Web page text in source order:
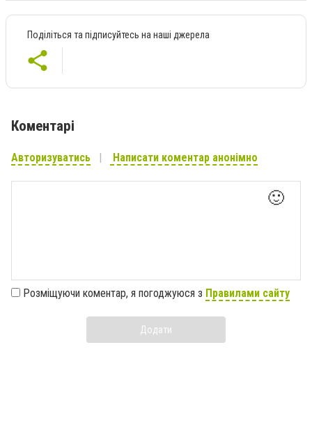
Поділіться та підписуйтесь на наші джерела
Коментарі
Авторизуватись Написати коментар анонімно
🙂
Розміщуючи коментар, я погоджуюся з Правилами сайту
Додати